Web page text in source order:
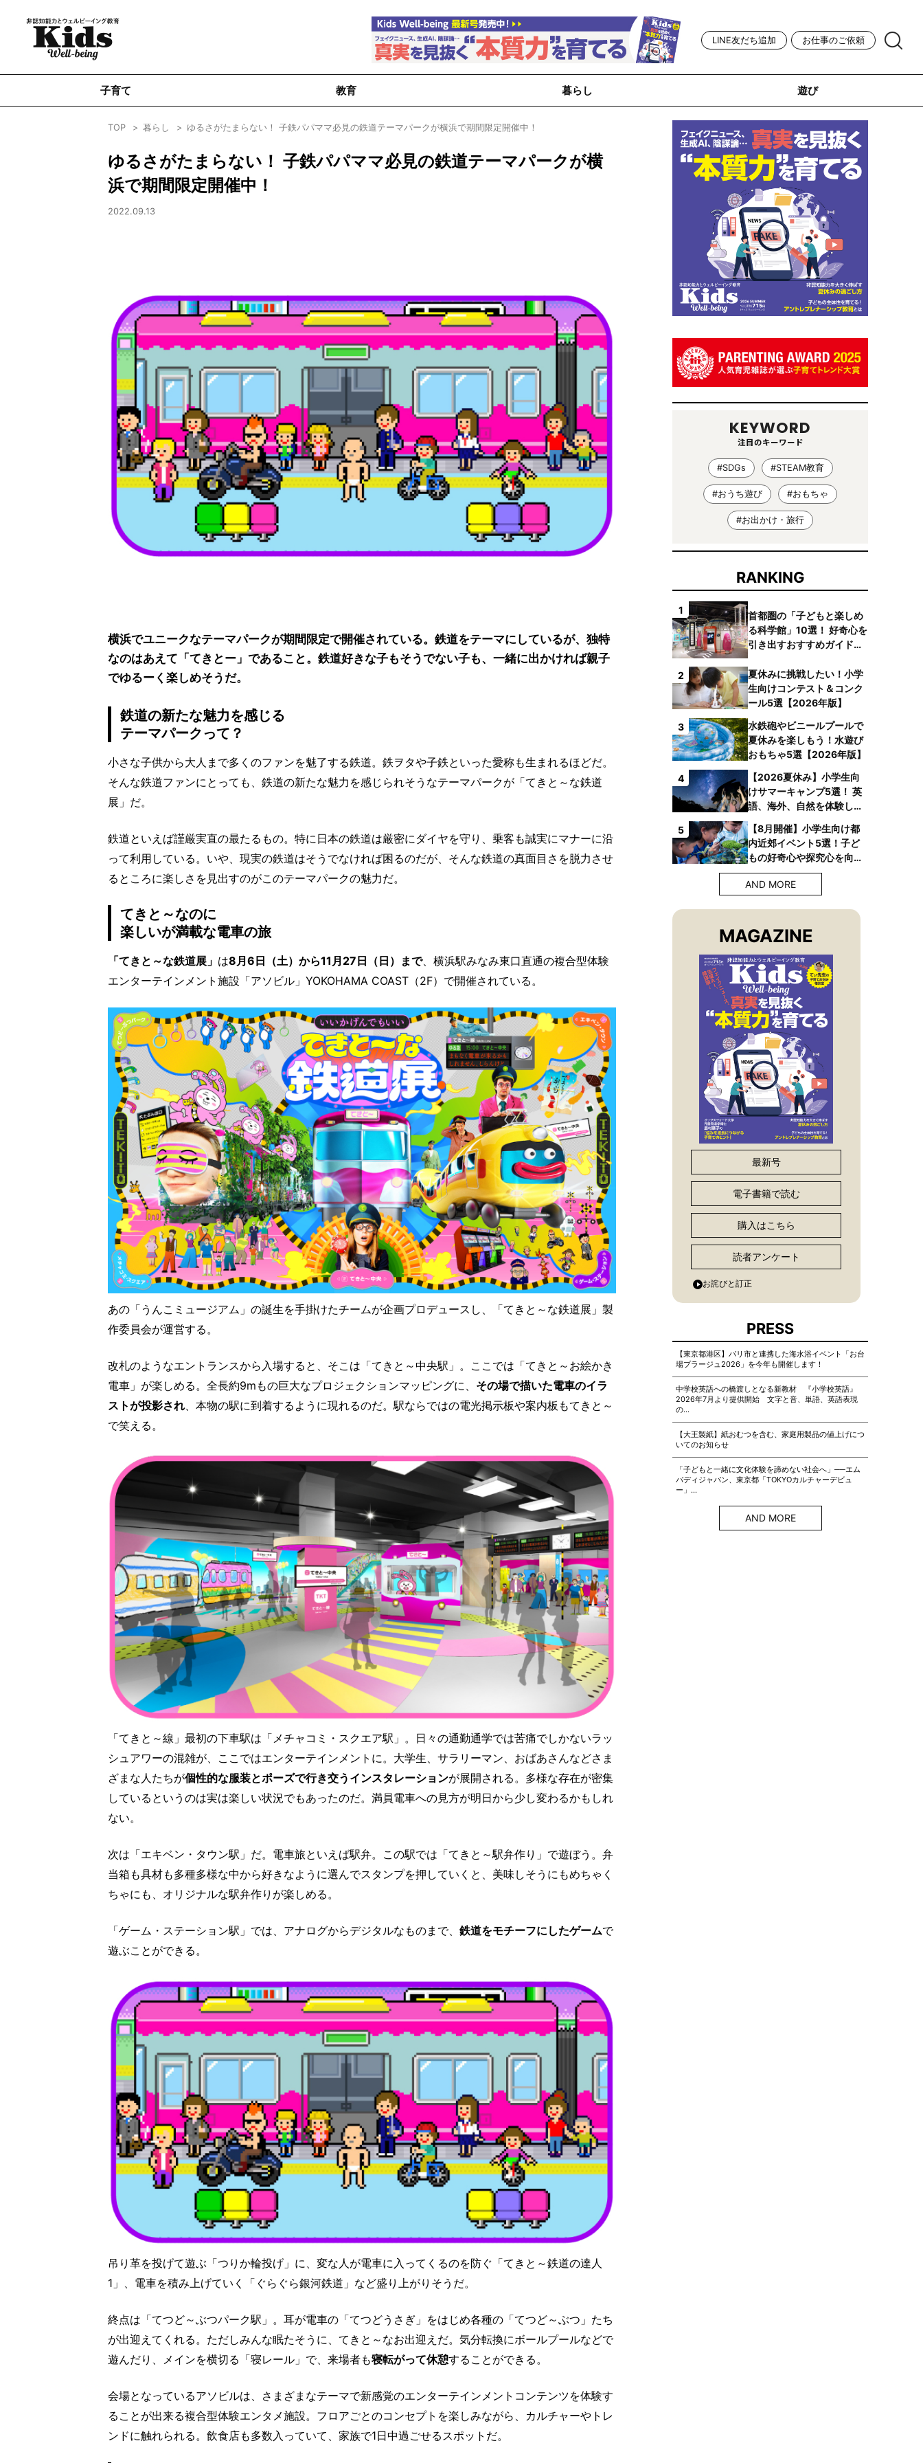
LINE友だち追加 お仕事のご依頼
子育て 教育 暮らし 遊び
TOP 暮らし ゆるさがたまらない！ 子鉄パパママ必見の鉄道テーマパークが横浜で期間限定開催中！
ゆるさがたまらない！ 子鉄パパママ必見の鉄道テーマパークが横
浜で期間限定開催中！
2022.09.13
横浜でユニークなテーマパークが期間限定で開催されている。鉄道をテーマにしているが、独特
なのはあえて「てきとー」であること。鉄道好きな子もそうでない子も、一緒に出かければ親子
でゆるーく楽しめそうだ。
鉄道の新たな魅力を感じる
テーマパークって？
小さな子供から大人まで多くのファンを魅了する鉄道。鉄ヲタや子鉄といった愛称も生まれるほどだ。
そんな鉄道ファンにとっても、鉄道の新たな魅力を感じられそうなテーマパークが「てきと～な鉄道
展」だ。
鉄道といえば謹厳実直の最たるもの。特に日本の鉄道は厳密にダイヤを守り、乗客も誠実にマナーに沿
って利用している。いや、現実の鉄道はそうでなければ困るのだが、そんな鉄道の真面目さを脱力させ
るところに楽しさを見出すのがこのテーマパークの魅力だ。
てきと～なのに
楽しいが満載な電車の旅
「てきと～な鉄道展」 は8月6日（土）から11月27日（日）まで、横浜駅みなみ東口直通の複合型体験
エンターテインメント施設「アソビル」YOKOHAMA COAST（2F）で開催されている。
あの「うんこミュージアム」の誕生を手掛けたチームが企画プロデュースし、「てきと～な鉄道展」製
作委員会が運営する。
改札のようなエントランスから入場すると、そこは「てきと～中央駅」。ここでは「てきと～お絵かき
電車」が楽しめる。全⻑約9mもの巨大なプロジェクションマッピングに、 その場で描いた電車のイラ
ストが投影され 、本物の駅に到着するように現れるのだ。駅ならではの電光掲示板や案内板もてきと～
で笑える。
「てきと～線」最初の下車駅は「メチャコミ・スクエア駅」。日々の通勤通学では苦痛でしかないラッ
シュアワーの混雑が、ここではエンターテインメントに。大学生、サラリーマン、おばあさんなどさま
ざまな人たちが個性的な服装とポーズで行き交うインスタレーションが展開される。多様な存在が密集
しているというのは実は楽しい状況でもあったのだ。満員電車への見方が明日から少し変わるかもしれ
ない。
次は「エキベン・タウン駅」だ。電車旅といえば駅弁。この駅では「てきと～駅弁作り」で遊ぼう。弁
当箱も具材も多種多様な中から好きなように選んでスタンプを押していくと、美味しそうにもめちゃく
ちゃにも、オリジナルな駅弁作りが楽しめる。
「ゲーム・ステーション駅」では、アナログからデジタルなものまで、 鉄道をモチーフにしたゲームで
遊ぶことができる。
吊り革を投げて遊ぶ「つりか輪投げ」に、変な人が電車に入ってくるのを防ぐ「てきと～鉄道の達人
1」、電車を積み上げていく「ぐらぐら銀河鉄道」など盛り上がりそうだ。
終点は「てつど～ぶつパーク駅」。耳が電車の「てつどうさぎ」をはじめ各種の「てつど～ぶつ」たち
が出迎えてくれる。ただしみんな眠たそうに、てきと～なお出迎えだ。気分転換にボールプールなどで
遊んだり、メインを横切る「寝レール」で、来場者も寝転がって休憩することができる。
会場となっているアソビルは、さまざまなテーマで新感覚のエンターテインメントコンテンツを体験す
ることが出来る複合型体験エンタメ施設。フロアごとのコンセプトを楽しみながら、カルチャーやトレ
ンドに触れられる。飲食店も多数入っていて、家族で1日中過ごせるスポットだ。
KEYWORD
注目のキーワード
#SDGs #STEAM教育
#おうち遊び #おもちゃ
#お出かけ・旅行
RANKING
1
首都圏の「子どもと楽しめ
る科学館」10選！ 好奇心を
引き出すおすすめガイドブ
2
夏休みに挑戦したい！小学
生向けコンテスト＆コンク
ール5選【2026年版】
3
水鉄砲やビニールプールで
夏休みを楽しもう！水遊び
おもちゃ5選【2026年版】
4
【2026夏休み】小学生向
けサマーキャンプ5選！ 英
語、海外、自然を体験しよ
5
【8月開催】小学生向け都
内近郊イベント5選！子ど
もの好奇心や探究心を向上
させよう！【2026年版】
AND MORE
MAGAZINE
最新号
電子書籍で読む
購入はこちら
読者アンケート
お詫びと訂正
PRESS
【東京都港区】パリ市と連携した海水浴イベント「お台
場プラージュ2026」を今年も開催します！
中学校英語への橋渡しとなる新教材 『小学校英語』
2026年7月より提供開始 文字と音、単語、英語表現
の…
【大王製紙】紙おむつを含む、家庭用製品の値上げにつ
いてのお知らせ
「子どもと一緒に文化体験を諦めない社会へ」──エム
バディジャパン、東京都「TOKYOカルチャーデビュ
ー」…
AND MORE